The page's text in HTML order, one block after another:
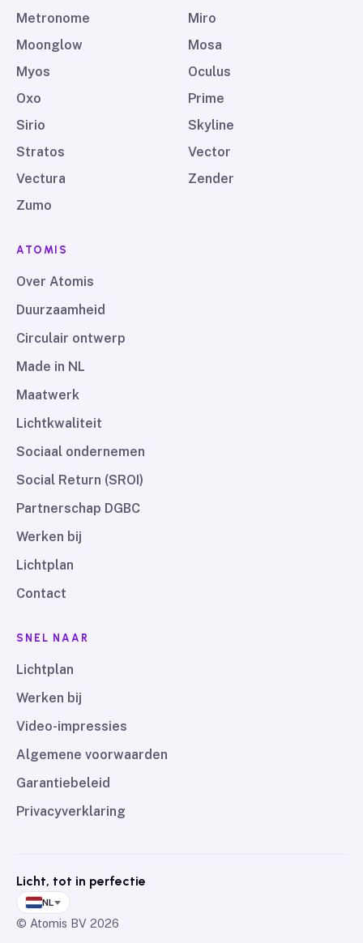
Metronome
Miro
Moonglow
Mosa
Myos
Oculus
Oxo
Prime
Sirio
Skyline
Stratos
Vector
Vectura
Zender
Zumo
ATOMIS
Over Atomis
Duurzaamheid
Circulair ontwerp
Made in NL
Maatwerk
Lichtkwaliteit
Sociaal ondernemen
Social Return (SROI)
Partnerschap DGBC
Werken bij
Lichtplan
Contact
SNEL NAAR
Lichtplan
Werken bij
Video-impressies
Algemene voorwaarden
Garantiebeleid
Privacyverklaring
Licht, tot in perfectie
NL
© Atomis BV 2026